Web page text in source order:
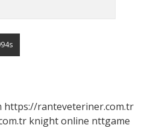
https://ranteveteriner.com.tr
knight online nttgame